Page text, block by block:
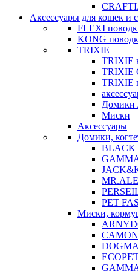
Аксессуары для кошек и
FLEXI
KONG
TRIXIE
TRIXIE
TRIXIE
TRIXIE
Домики
Миски
Аксессуары
Домики,
BLACK
PET
Миски,